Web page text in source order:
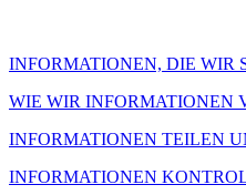
INFORMATIONEN, DIE WIR
WIE WIR INFORMATIONEN
INFORMATIONEN TEILEN
INFORMATIONEN